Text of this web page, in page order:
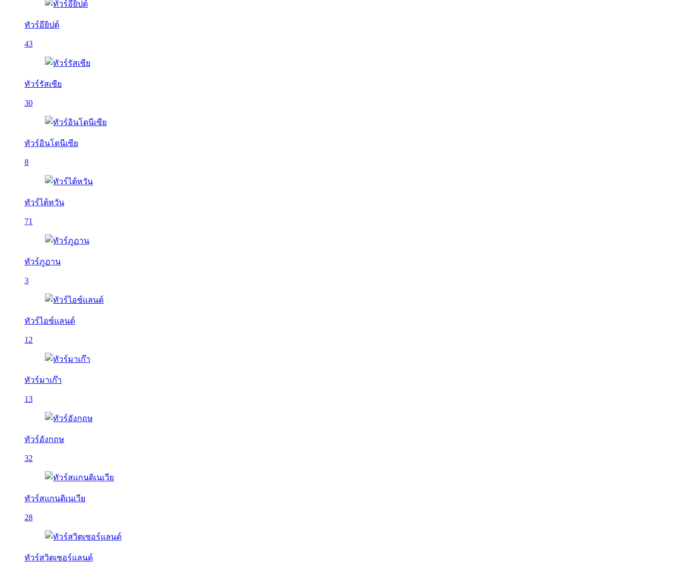
ทัวร์อียิปต์
43
ทัวร์รัสเซีย
30
ทัวร์อินโดนีเซีย
8
ทัวร์ไต้หวัน
71
ทัวร์ภูฏาน
3
ทัวร์ไอซ์แลนด์
12
ทัวร์มาเก๊า
13
ทัวร์อังกฤษ
32
ทัวร์สแกนดิเนเวีย
28
ทัวร์สวิตเซอร์แลนด์